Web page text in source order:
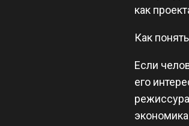
как
Как
Если
его